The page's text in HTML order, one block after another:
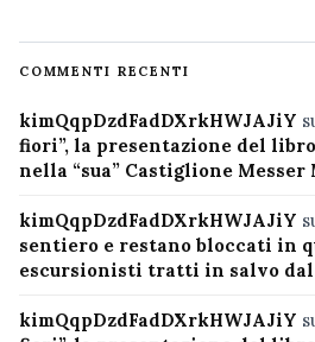
COMMENTI RECENTI
kimQqpDzdFadDXrkHWJAJiY
fiori”, la presentazione del
nella “sua” Castiglione Messer
kimQqpDzdFadDXrkHWJAJiY
sentiero e restano bloccati in
escursionisti tratti in salvo dal
kimQqpDzdFadDXrkHWJAJiY